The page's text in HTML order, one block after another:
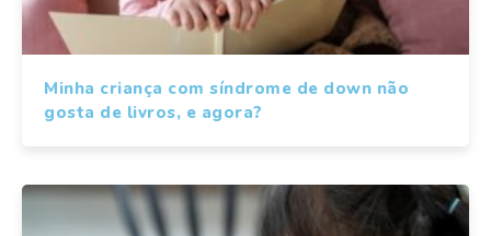
Minha criança com síndrome de down não
gosta de livros, e agora?